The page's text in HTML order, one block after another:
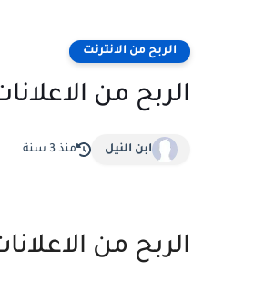
الربح من الانترنت
الربح من الاعلانات افضل 5 مواقع الربح
ابن النيل منذ 3 سنة
الربح من الاعلانات افضل 5 مواقع الربح